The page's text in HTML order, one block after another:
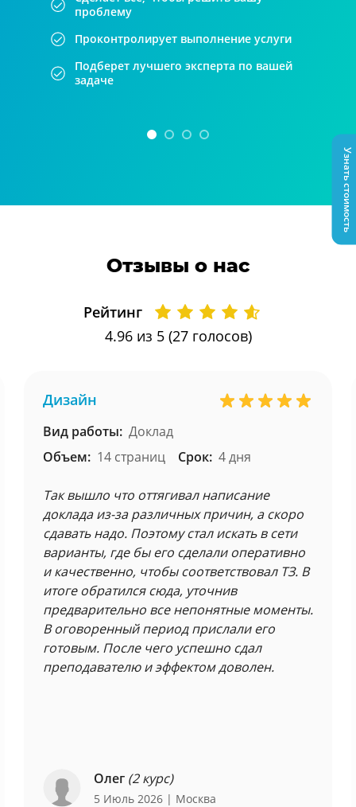
проблему
Проконтролирует выполнение услуги
Подберет лучшего эксперта по вашей
задаче
Отзывы о нас
Рейтинг
4.96из 5 (27 голосов)
Дизайн
Вид работы: Доклад
Объем: 14 страниц Срок: 4 дня
Так вышло что оттягивал написание
доклада из-за различных причин, а скоро
сдавать надо. Поэтому стал искать в сети
варианты, где бы его сделали оперативно
и качественно, чтобы соответствовал ТЗ. В
итоге обратился сюда, уточнив
предварительно все непонятные моменты.
В оговоренный период прислали его
готовым. После чего успешно сдал
преподавателю и эффектом доволен.
Олег (2 курс)
5 Июль 2026 | Москва
Узнать стоимость